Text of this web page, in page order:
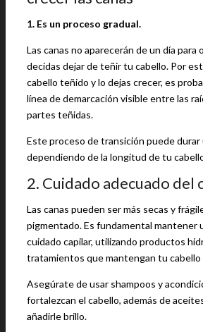
1. Es un proceso gradual.
Las canas no aparecerán de un día para
decidas dejar de teñir tu cabello. Por
cabello teñido y lo dejas crecer, es
línea de demarcación visible entre las
partes teñidas.
Este proceso de transición puede durar
dependiendo de la longitud de tu
2. Cuidado adecuado del
Las canas pueden ser más secas y
pigmentado. Es fundamental mantener
cuidado capilar, utilizando productos
tratamientos que mantengan tu cabello
Asegúrate de usar shampoos y
fortalezcan el cabello, además de
añadirle brillo.